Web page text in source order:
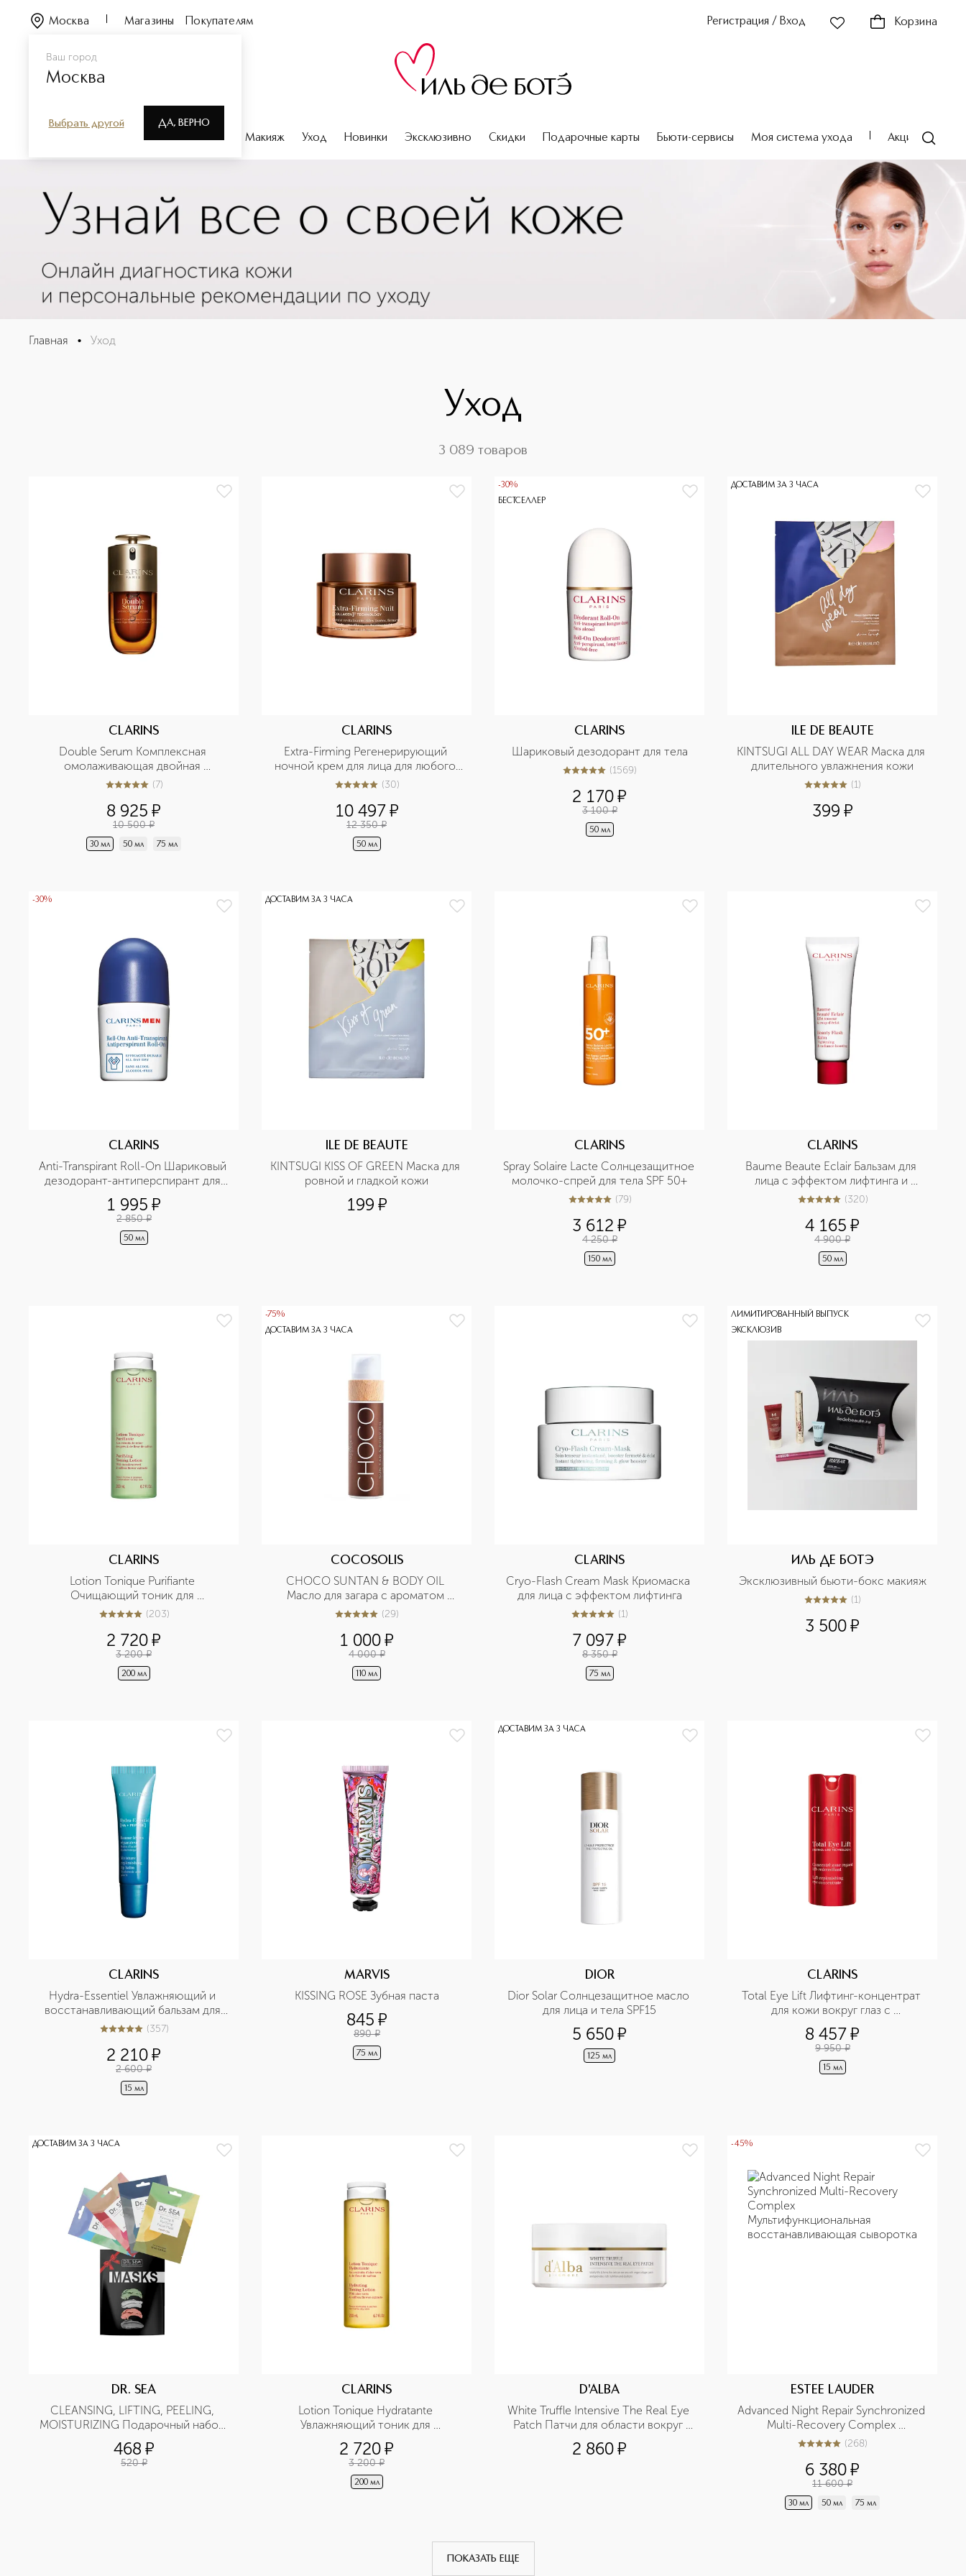
Ваш город
Москва
Выбрать другой ДА, ВЕРНО
Москва Магазины Покупателям Регистрация / Вход Корзина
Парфюмерия Макияж Уход Новинки Эксклюзивно Скидки Подарочные карты Бьюти-сервисы Моя система ухода Акции
Уход за кожей
Главная • Уход
Уход
3 089 товаров
CLARINS
Double Serum Комплексная
омолаживающая двойная
5из 57 (7)
8 925 ¤
10 500 ¤
30 мл 50 мл 75 мл
CLARINS
Extra-Firming Регенерирующий
ночной крем для лица для любого
типа кожи
5из 530 (30)
10 497¤
12 350 ¤
50 мл
-30%
БЕСТСЕЛЛЕР
CLARINS
Шариковый дезодорант для тела
5из 51569 (1569)
2 170¤
3 100 ¤
50 мл
ДОСТАВИМ ЗА 3 ЧАСА
ILE DE BEAUTE
KINTSUGI ALL DAY WEAR Маска для
длительного увлажнения кожи
5из 51 (1)
399 ¤
-30%
CLARINS
Anti-Transpirant Roll-On Шариковый
дезодорант-антиперспирант для
1 995 ¤
2 850 ¤
50 мл
ДОСТАВИМ ЗА 3 ЧАСА
ILE DE BEAUTE
KINTSUGI KISS OF GREEN Маска для
ровной и гладкой кожи
199 ¤
CLARINS
Spray Solaire Lacte Солнцезащитное
молочко-спрей для тела SPF 50+
5из 579 (79)
3 612 ¤
4 250 ¤
150 мл
CLARINS
Baume Beaute Eclair Бальзам для
лица с эффектом лифтинга и
сияния
5из 5320 (320)
4 165 ¤
4 900 ¤
50 мл
CLARINS
Lotion Tonique Purifiante
Очищающий тоник для
комбинированной и жирной кожи
5из 5203 (203)
2 720¤
3 200 ¤
200 мл
-75%
ДОСТАВИМ ЗА 3 ЧАСА
COCOSOLIS
CHOCO SUNTAN & BODY OIL
Масло для загара с ароматом
шоколада
5из 529 (29)
1 000¤
4 000 ¤
110 мл
CLARINS
Cryo-Flash Cream Mask Криомаска
для лица с эффектом лифтинга
5из 51 (1)
7 097¤
8 350 ¤
75 мл
ЛИМИТИРОВАННЫЙ ВЫПУСК
ЭКСКЛЮЗИВ
ИЛЬ ДЕ БОТЭ
Эксклюзивный бьюти-бокс макияж
5из 51 (1)
3 500¤
CLARINS
Hydra-Essentiel Увлажняющий и
восстанавливающий бальзам для
губ
5из 5357 (357)
2 210¤
2 600 ¤
15 мл
MARVIS
KISSING ROSE Зубная паста
845 ¤
890 ¤
75 мл
ДОСТАВИМ ЗА 3 ЧАСА
DIOR
Dior Solar Солнцезащитное масло
для лица и тела SPF15
5 650¤
125 мл
CLARINS
Total Eye Lift Лифтинг-концентрат
для кожи вокруг глаз с
8 457¤
9 950 ¤
15 мл
ДОСТАВИМ ЗА 3 ЧАСА
DR. SEA
CLEANSING, LIFTING, PEELING,
MOISTURIZING Подарочный набор
468 ¤
520 ¤
CLARINS
Lotion Tonique Hydratante
Увлажняющий тоник для
2 720¤
3 200 ¤
200 мл
D'ALBA
White Truffle Intensive The Real Eye
Patch Патчи для области вокруг
2 860¤
-45%
ESTEE LAUDER
Advanced Night Repair Synchronized
Multi-Recovery Complex
Мультифункциональная
5из 5268 (268)
6 380¤
11 600 ¤
30 мл 50 мл 75 мл
ПОКАЗАТЬ ЕЩЕ